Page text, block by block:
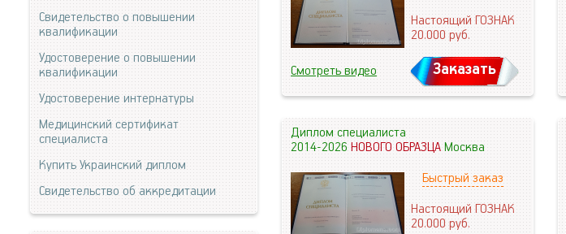
Настоящий ГОЗНАК
20.000руб.
Смотреть видео Заказать
Диплом специалиста
2014-2026НОВОГО ОБРАЗЦАМосква
Быстрый заказ
Настоящий ГОЗНАК
20.000руб.
Свидетельство о повышении
квалификации
Удостоверение о повышении
квалификации
Удостоверение интернатуры
Медицинский сертификат
специалиста
Купить Украинский диплом
Свидетельство об аккредитации